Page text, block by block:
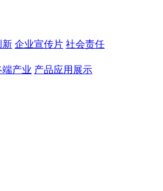
新 企业宣传片 社会责任
端产业 产品应用展示